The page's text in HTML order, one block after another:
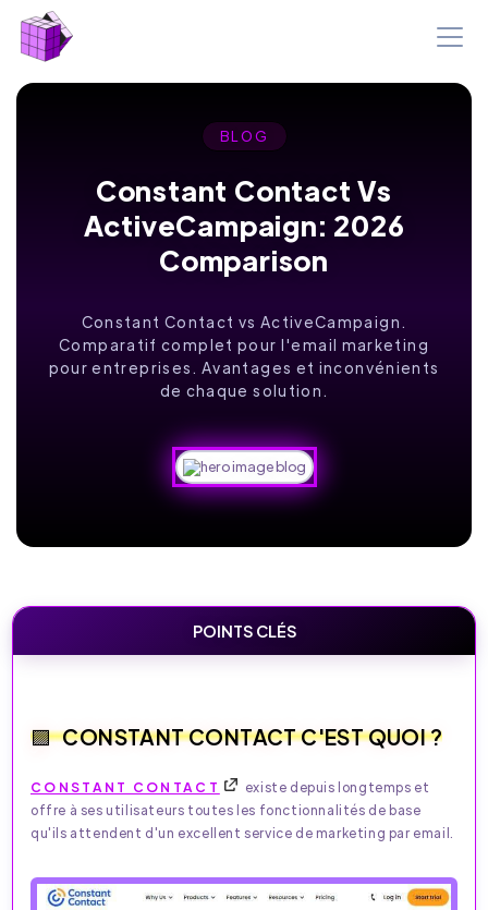
BLOG
Constant Contact Vs
ActiveCampaign: 2026
Comparison
Constant Contact vs ActiveCampaign.
Comparatif complet pour l'email marketing
pour entreprises. Avantages et inconvénients
de chaque solution.
POINTS CLÉS
CONSTANT CONTACT C'EST QUOI ?
CONSTANT CONTACT
existe depuis longtemps et
offre à ses utilisateurs toutes les fonctionnalités de base
qu'ils attendent d'un excellent service de marketing par email.